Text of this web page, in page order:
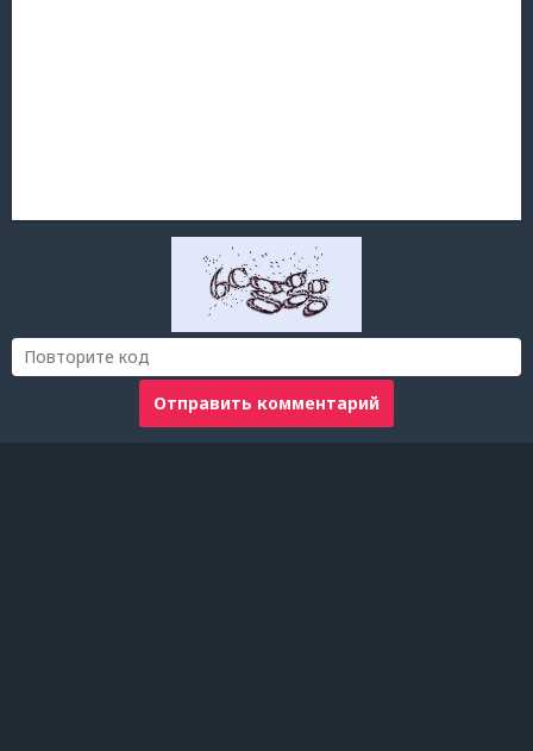
Отправить комментарий